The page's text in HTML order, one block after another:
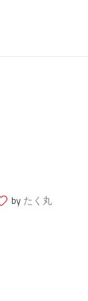
by たく丸